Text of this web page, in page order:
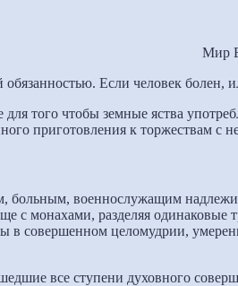
Мир
обязанностью. Если человек болен,
того чтобы земные яства
приготовления к торжествам с
больным, военнослужащим
с монахами, разделяя
совершенном целомудрии,
все ступени духовного